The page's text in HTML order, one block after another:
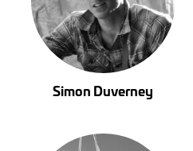
Simon Duverney